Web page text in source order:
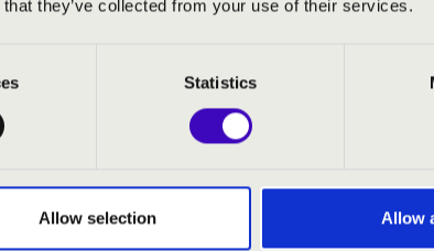
they’ve collected from your use of their services.
Statistics
Allow selection Allow